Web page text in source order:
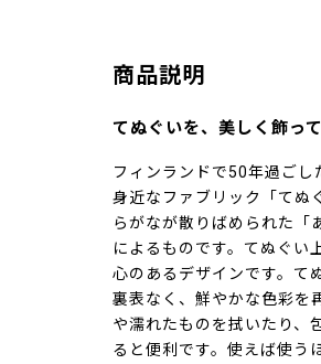
商品説明
てぬぐいを、美しく飾っ
フィンランドで50年過ご
身近なファブリック「てぬ
らがなが散りばめられた「
によるものです。てぬぐい
心のあるデザインです。て
裏表なく、鮮やかな色彩を
や濡れたものを拭いたり、
ると便利です。使えば使う